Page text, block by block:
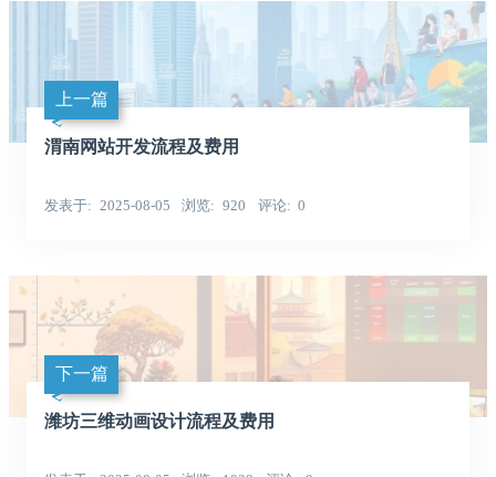
上一篇
渭南网站开发流程及费用
发表于 2025-08-05 浏览 920 评论 0
下一篇
潍坊三维动画设计流程及费用